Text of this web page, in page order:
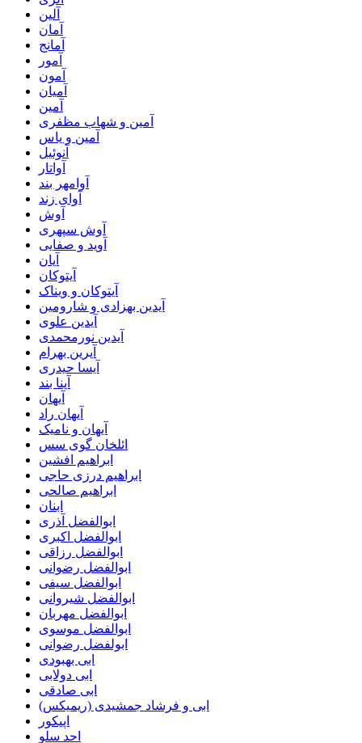
آلین
آمان
آمانج
آمور
آمون
آمیان
آمین
آمین و شهاب مظفری
آمین و یاس
آنوئیل
آواتار
آوامهر بند
آوای زند
آوش
آوش سپهری
آوید و صفایی
آیان
آیتوکان
آیتوکان و ویناک
آیدین بهزادی و شارومین
آیدین علوی
آیدین نورمحمدی
آیرین بهرام
آیسا حیدری
آینا بند
آیهان
آیهان راد
آیهان و نامیک
ائلخان گوی سس
ابراهیم افشین
ابراهیم درزی حاجی
ابراهیم صالحی
ابنان
ابوالفضل آذری
ابوالفضل اکبری
ابوالفضل رزاقی
ابوالفضل رضوانی
ابوالفضل سیفی
ابوالفضل شیروانی
ابوالفضل مهربان
ابوالفضل موسوی
ابولفضل رضوانی
ابی بهبودی
ابی دولابی
ابی صادقی
ابی و فرشاد جمشیدی (ریمیکس)
اپیکور
احد سلو